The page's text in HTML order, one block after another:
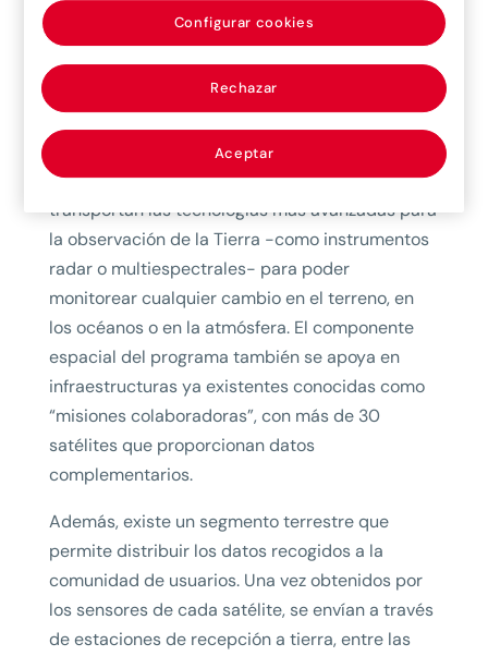
encuentra estructurado en tres componentes,
como resume la científica:
Componente espacial. Garantiza
servicios y está formada por misiones satelitales
dedicadas, como las Sentinel. Estas misiones
transportan las tecnologías más avanzadas para
la observación de la Tierra -como instrumentos
radar o multiespectrales- para poder
monitorear cualquier cambio en el terreno, en
los océanos o en la atmósfera. El componente
espacial del programa también se apoya en
infraestructuras ya existentes conocidas como
“misiones colaboradoras”, con más de 30
satélites que proporcionan datos
complementarios.
Además, existe un segmento terrestre que
permite distribuir los datos recogidos a la
comunidad de usuarios. Una vez obtenidos por
los sensores de cada satélite, se envían a través
de estaciones de recepción a tierra, entre las
Rechazar
Aceptar
Configurar cookies